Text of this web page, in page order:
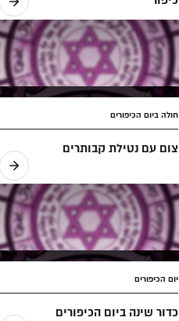
חולה ביום הכיפורים
צום עם נטילת קבותרים
יום הכיפורים
כדור שינה ביום הכיפורים